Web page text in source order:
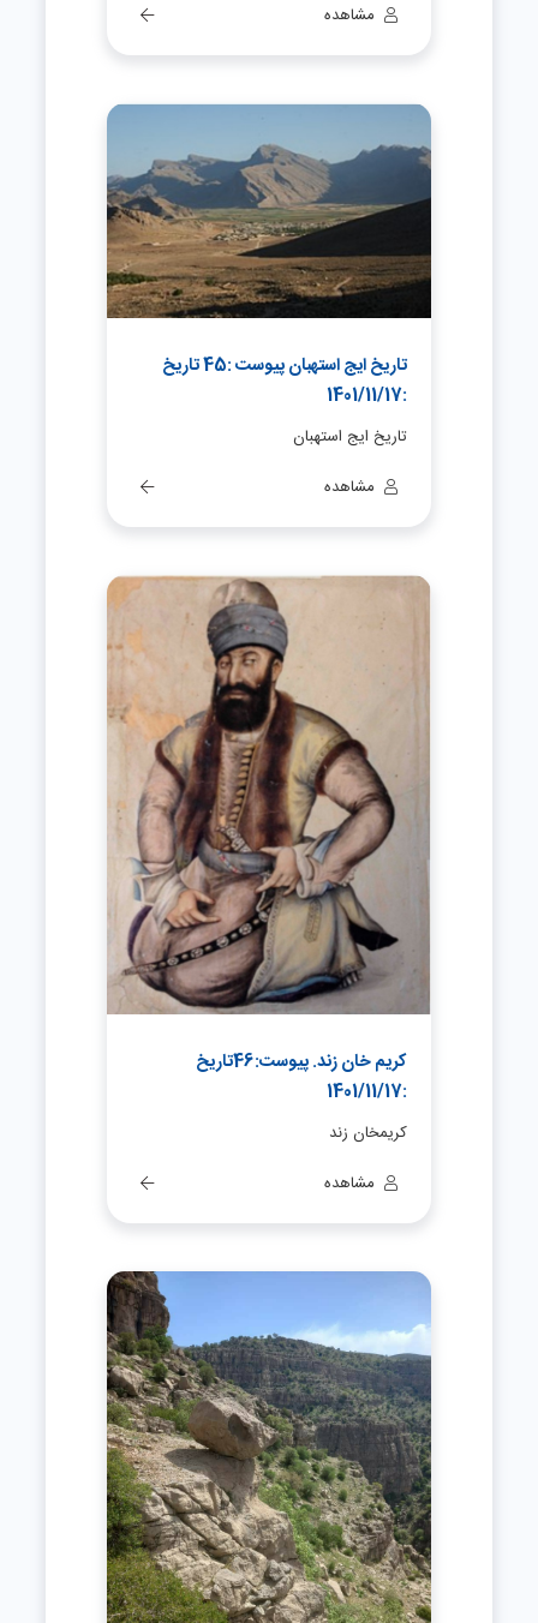
مشاهده
تاریخ ایج استهبان پیوست :45 تاریخ
:1401/11/17
تاریخ ایج استهبان
مشاهده
کریم خان زند. پیوست:46تاریخ
:1401/11/17
کریمخان زند
مشاهده